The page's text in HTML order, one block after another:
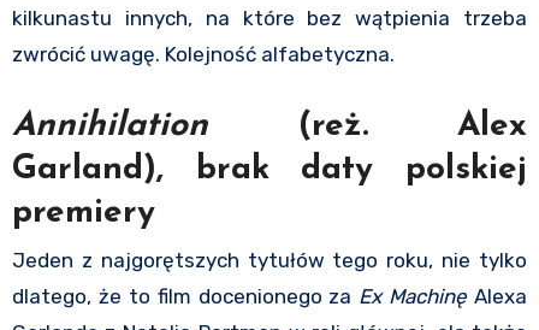
kilkunastu innych, na które bez wątpienia trzeba
zwrócić uwagę. Kolejność alfabetyczna.
Annihilation(reż. Alex
Garland), brak daty polskiej
premiery
Jeden z najgorętszych tytułów tego roku, nie tylko
dlatego, że to film docenionego za Ex MachinęAlexa